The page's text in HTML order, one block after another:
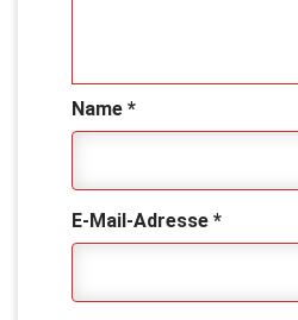
Name *
E-Mail-Adresse *